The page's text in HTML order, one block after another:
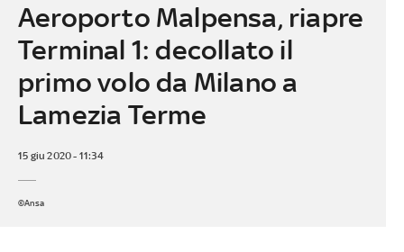
Aeroporto Malpensa, riapre
Terminal 1: decollato il
primo volo da Milano a
Lamezia Terme
15 giu 2020 - 11:34
©Ansa